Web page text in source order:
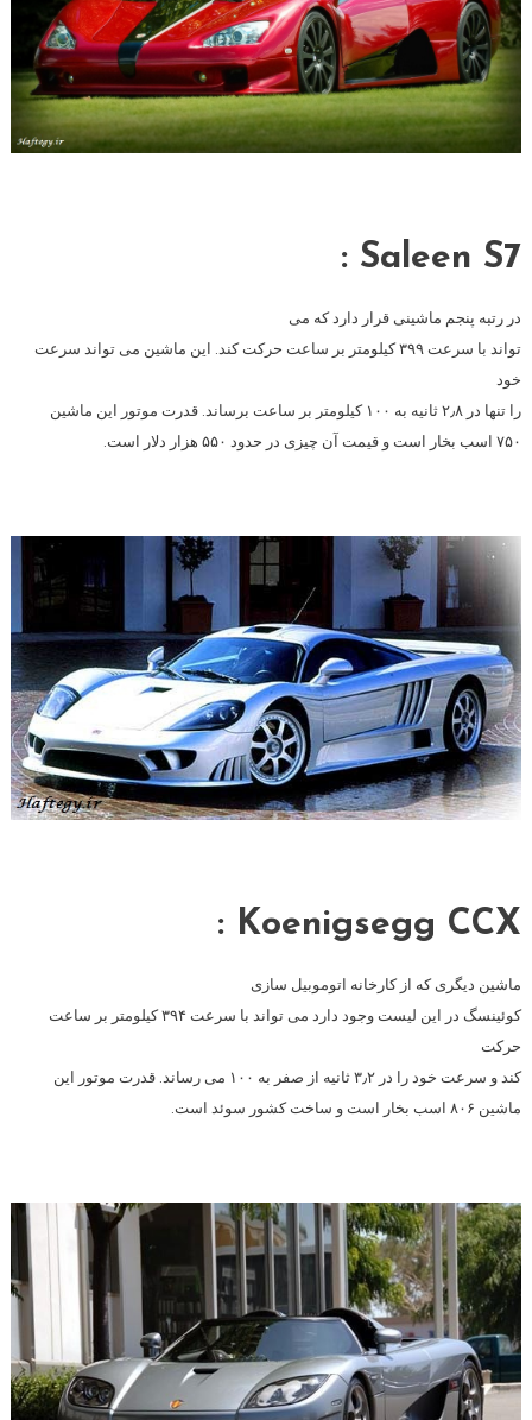
Saleen S7 :
در رتبه پنجم ماشینی قرار دارد که می
تواند با سرعت ۳۹۹ کیلومتر بر ساعت حرکت کند. این ماشین می تواند سرعت
خود
را تنها در ۲٫۸ ثانیه به ۱۰۰ کیلومتر بر ساعت برساند. قدرت موتور این ماشین
۷۵۰ اسب بخار است و قیمت آن چیزی در حدود ۵۵۰ هزار دلار است.
Koenigsegg CCX :
ماشین دیگری که از کارخانه اتوموبیل سازی
کوئینسگ در این لیست وجود دارد می تواند با سرعت ۳۹۴ کیلومتر بر ساعت
حرکت
کند و سرعت خود را در ۳٫۲ ثانیه از صفر به ۱۰۰ می رساند. قدرت موتور این
ماشین ۸۰۶ اسب بخار است و ساخت کشور سوئد است.